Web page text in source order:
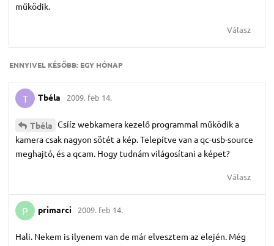
működik.
Válasz
ENNYIVEL KÉSŐBB: EGY HÓNAP
T Tbéla 2009. feb 14.
Tbéla Csííz webkamera kezelő programmal működik a
kamera csak nagyon sötét a kép. Telepítve van a qc-usb-source
meghajtó, és a qcam. Hogy tudnám világosítani a képet?
Válasz
P primarci 2009. feb 14.
Hali. Nekem is ilyenem van de már elvesztem az elején. Még